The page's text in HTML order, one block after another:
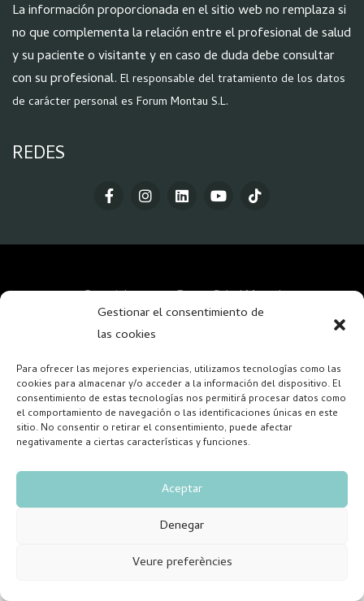
Gestionar el consentimiento de
las cookies
Para ofrecer las mejores experiencias, utilizamos tecnologías como las
cookies para almacenar y/o acceder a la información del dispositivo. El
consentimiento de estas tecnologías nos permitirá procesar datos como
el comportamiento de navegación o las identificaciones únicas en este
sitio. No consentir o retirar el consentimiento, puede afectar
negativamente a ciertas características y funciones.
Aceptar
Denegar
Veure preferències
La información proporcionada en el sitio web no remplaza si
no que complementa la relación entre el profesional de salud
y su paciente o visitante y en caso de duda debe consultar
con su profesional. El responsable del tratamiento de los datos
de carácter personal es Forum Montau S.L.
REDES
Copyright 2026 – Forum Salud Mental